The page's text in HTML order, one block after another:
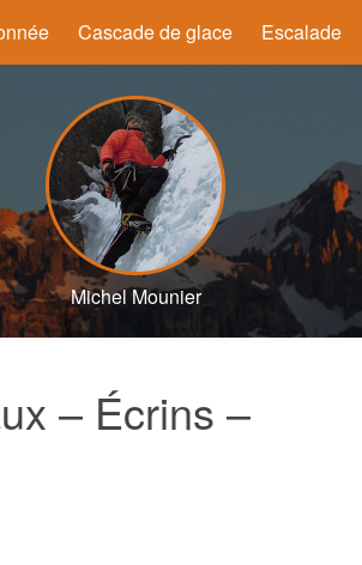
Cascade de glace Escalade
Michel Mounier
– Écrins –